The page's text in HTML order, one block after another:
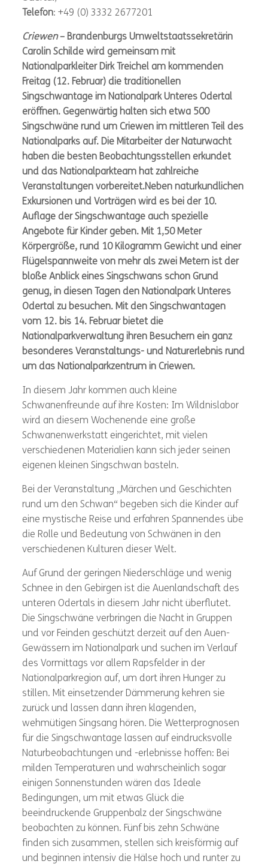
Telefon: +49 (0) 3332 2677201
Criewen– Brandenburgs Umweltstaatssekretärin
Carolin Schilde wird gemeinsam mit
Nationalparkleiter Dirk Treichel am kommenden
Freitag (12. Februar) die traditionellen
Singschwantage im Nationalpark Unteres Odertal
eröffnen. Gegenwärtig halten sich etwa 500
Singschwäne rund um Criewen im mittleren Teil des
Nationalparks auf. Die Mitarbeiter der Naturwacht
haben die besten Beobachtungsstellen erkundet
und das Nationalparkteam hat zahlreiche
Veranstaltungen vorbereitet.Neben naturkundlichen
Exkursionen und Vorträgen wird es bei der 10.
Auflage der Singschwantage auch spezielle
Angebote für Kinder geben. Mit 1,50 Meter
Körpergröße, rund 10 Kilogramm Gewicht und einer
Flügelspannweite von mehr als zwei Metern ist der
bloße Anblick eines Singschwans schon Grund
genug, in diesen Tagen den Nationalpark Unteres
Odertal zu besuchen. Mit den Singschwantagen
vom 12. bis 14. Februar bietet die
Nationalparkverwaltung ihren Besuchern ein ganz
besonderes Veranstaltungs- und Naturerlebnis rund
um das Nationalparkzentrum in Criewen.
In diesem Jahr kommen auch kleine
Schwanenfreunde auf ihre Kosten: Im Wildnislabor
wird an diesem Wochenende eine große
Schwanenwerkstatt eingerichtet, mit vielen
verschiedenen Materialien kann sich jeder seinen
eigenen kleinen Singschwan basteln.
Bei der Veranstaltung „Märchen und Geschichten
rund um den Schwan“ begeben sich die Kinder auf
eine mystische Reise und erfahren Spannendes übe
die Rolle und Bedeutung von Schwänen in den
verschiedenen Kulturen dieser Welt.
Auf Grund der geringen Niederschläge und wenig
Schnee in den Gebirgen ist die Auenlandschaft des
unteren Odertals in diesem Jahr nicht überflutet.
Die Singschwäne verbringen die Nacht in Gruppen
und vor Feinden geschützt derzeit auf den Auen-
Gewässern im Nationalpark und suchen im Verlauf
des Vormittags vor allem Rapsfelder in der
Nationalparkregion auf, um dort ihren Hunger zu
stillen. Mit einsetzender Dämmerung kehren sie
zurück und lassen dann ihren klagenden,
wehmütigen Singsang hören. Die Wetterprognosen
für die Singschwantage lassen auf eindrucksvolle
Naturbeobachtungen und -erlebnisse hoffen: Bei
milden Temperaturen und wahrscheinlich sogar
einigen Sonnenstunden wären das Ideale
Bedingungen, um mit etwas Glück die
beeindruckende Gruppenbalz der Singschwäne
beobachten zu können. Fünf bis zehn Schwäne
finden sich zusammen, stellen sich kreisförmig auf
und beginnen intensiv die Hälse hoch und runter zu